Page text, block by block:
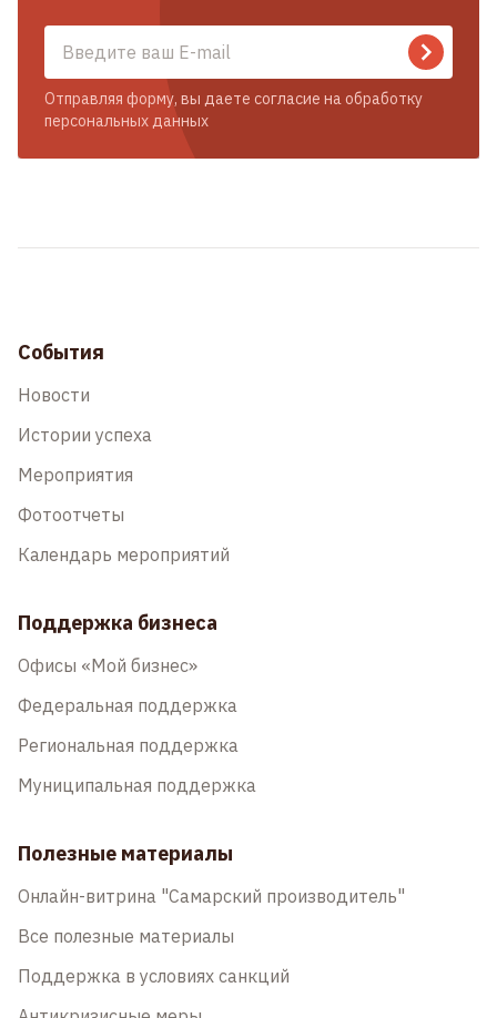
Отправляя форму, вы даете согласие на обработку
персональных данных
События
Новости
Истории успеха
Мероприятия
Фотоотчеты
Календарь мероприятий
Поддержка бизнеса
Офисы «Мой бизнес»
Федеральная поддержка
Региональная поддержка
Муниципальная поддержка
Полезные материалы
Онлайн-витрина "Самарский производитель"
Все полезные материалы
Поддержка в условиях санкций